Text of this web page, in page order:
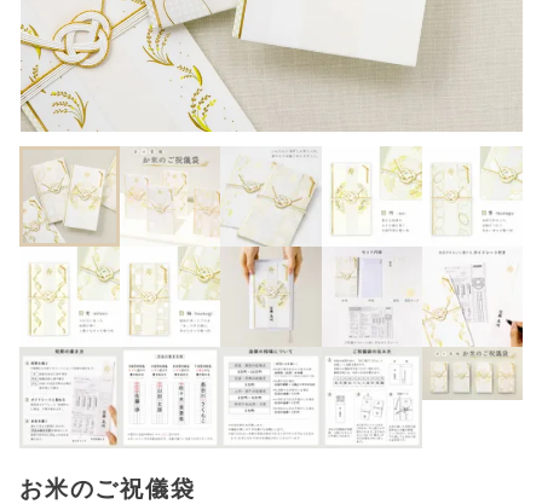
お米のご祝儀袋